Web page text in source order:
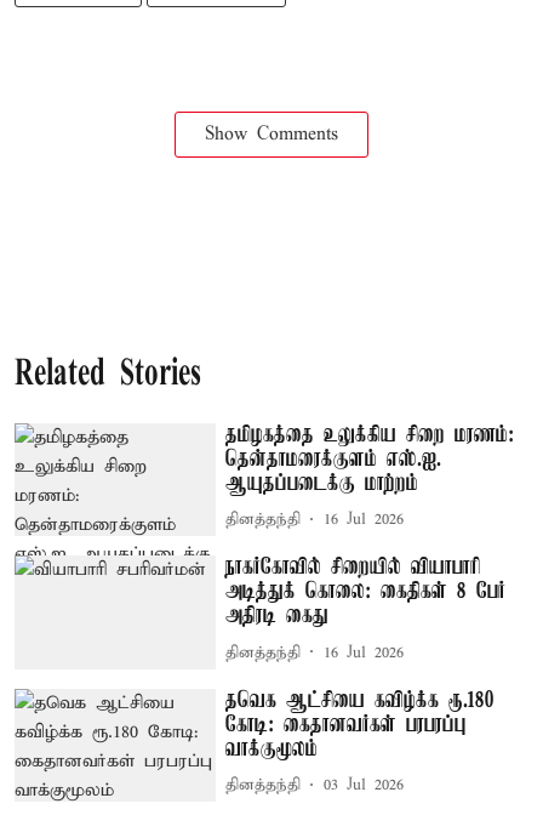
Show Comments
Related Stories
தமிழகத்தை உலுக்கிய சிறை மரணம்:
தென்தாமரைக்குளம் எஸ்.ஐ.
ஆயுதப்படைக்கு மாற்றம்
தினத்தந்தி 16 Jul 2026
நாகர்கோவில் சிறையில் வியாபாரி
அடித்துக் கொலை: கைதிகள் 8 பேர்
அதிரடி கைது
தினத்தந்தி 16 Jul 2026
தவெக ஆட்சியை கவிழ்க்க ரூ.180
கோடி: கைதானவர்கள் பரபரப்பு
வாக்குமூலம்
தினத்தந்தி 03 Jul 2026